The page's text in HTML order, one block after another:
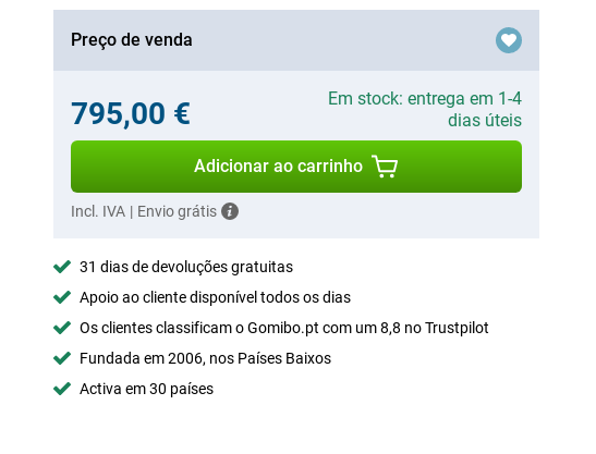
Preço de venda
795,00 €
Em stock: entrega em 1-4
dias úteis
Adicionar ao carrinho
Incl. IVA | Envio grátis
31 dias de devoluções gratuitas
Apoio ao cliente disponível todos os dias
Os clientes classificam o Gomibo.pt com um 8,8 no Trustpilot
Fundada em 2006, nos Países Baixos
Activa em 30 países